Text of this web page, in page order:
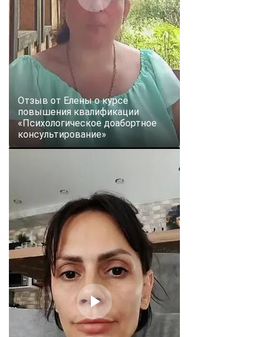
Отзыв от Елены о курсе
повышения квалификации
«Психологическое доабортное
консультирование»